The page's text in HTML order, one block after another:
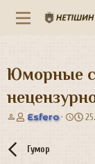
Юморные
А
о
Esfero
Д
Гумор